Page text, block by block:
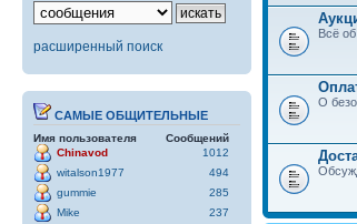
расширенный поиск
САМЫЕ ОБЩИТЕЛЬНЫЕ
Имя пользователя
Сообщений
Chinavod
1012
witalson1977
494
gummie
285
Mike
237
Всё об
О